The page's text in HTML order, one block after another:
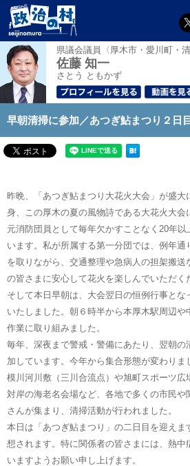
県議会議員〈厚木市・愛川町・清
佐藤 知一
さとう ともかず
早朝清掃に参加／あつぎ鮎まつり２日目
昨晩、「あつぎ鮎まつり大花火大会」が盛大
身、この厚木の夏の風物詩である大花火大会
元消防団員として毎年欠かすことなく20年
います。私が所属する第一分団では、例年
を取りながら、交通整理や急病人の担架搬送
の皆さまに安心して花火を楽しんでいただく
そして本日早朝は、大会翌日の恒例行事とな
いたしました。朝６時半から本厚木駅周辺
作業に取り組みました。
毎年、深夜まで警戒・警備にあたり、翌朝の
加しています。今年から集合形態が変わりま
模川河川敷（三川合流点）や旭町スポーツ広
対岸の海老名会場など、各地で多くの市民や
さんが集まり、清掃活動が行われました。
本日は「あつぎ鮎まつり」の二日目を迎えま
想されます。特に関係者の皆さまには、熱中
いますようお願い申し上げます。